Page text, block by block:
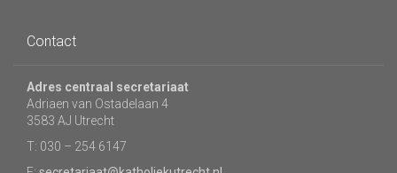
Contact
Adres centraal secretariaat
Adriaen van Ostadelaan 4
3583 AJ Utrecht
T: 030 – 254 6147